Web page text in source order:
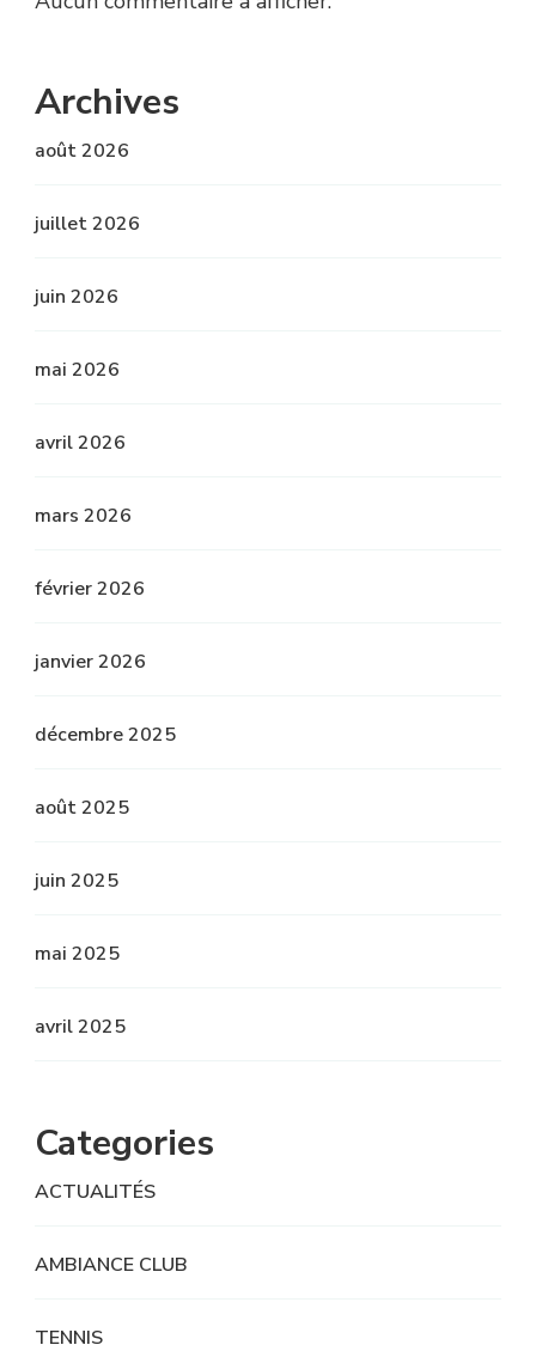
Archives
août 2026
juillet 2026
juin 2026
mai 2026
avril 2026
mars 2026
février 2026
janvier 2026
décembre 2025
août 2025
juin 2025
mai 2025
avril 2025
Categories
ACTUALITÉS
AMBIANCE CLUB
TENNIS